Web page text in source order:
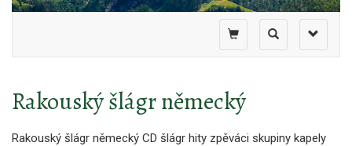
Toggle
Toggle
search
Toggle
shopping
Rakouský šlágr německý
Rakouský šlágr německý CD šlágr hity zpěváci skupiny kapely